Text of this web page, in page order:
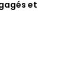
et